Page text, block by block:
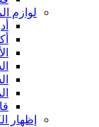
لوازم
إظهار